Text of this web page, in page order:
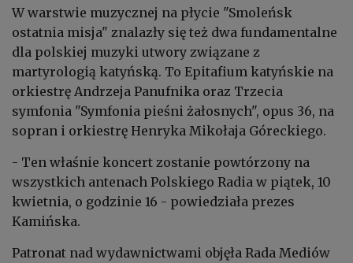
W warstwie muzycznej na płycie "Smoleńsk
ostatnia misja" znalazły się też dwa fundamentalne
dla polskiej muzyki utwory związane z
martyrologią katyńską. To Epitafium katyńskie na
orkiestrę Andrzeja Panufnika oraz Trzecia
symfonia "Symfonia pieśni żałosnych", opus 36, na
sopran i orkiestrę Henryka Mikołaja Góreckiego.
- Ten właśnie koncert zostanie powtórzony na
wszystkich antenach Polskiego Radia w piątek, 10
kwietnia, o godzinie 16 - powiedziała prezes
Kamińska.
Patronat nad wydawnictwami objęła Rada Mediów